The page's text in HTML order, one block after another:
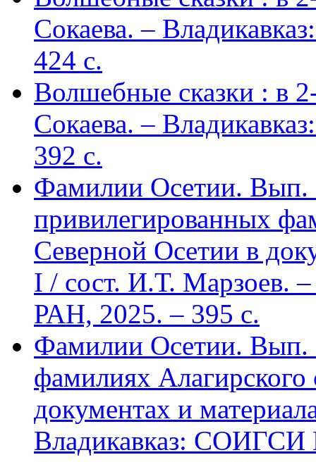
Сокаева. –
424 c.
Волшебные сказки : в
Сокаева. –
392 c.
Фамилии Осетии. Вып.
привилегированных
Северной Осетии в
I / сост. И.Т. Марзоев.
РАН, 2025. – 395 с.
Фамилии Осетии. Вып.
фамилиях
документах и
Владикавказ: